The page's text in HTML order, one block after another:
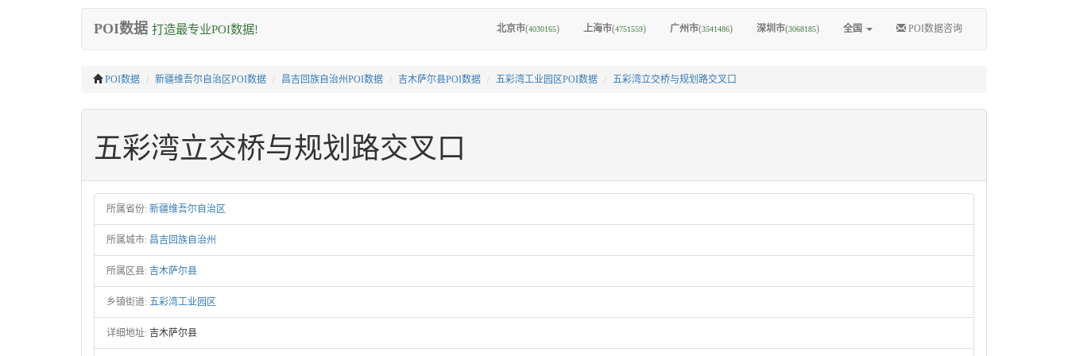
POI数据 打造最专业POI数据! 北京市(4030165) 上海市(4751559) 广州市(3541486) 深圳市(3068185) 全国 POI数据咨询
POI数据 新疆维吾尔自治区POI数据 昌吉回族自治州POI数据 吉木萨尔县POI数据 五彩湾工业园区POI数据 五彩湾立交桥与规划路交叉口
五彩湾立交桥与规划路交叉口
所属省份: 新疆维吾尔自治区
所属城市: 昌吉回族自治州
所属区县: 吉木萨尔县
乡镇街道: 五彩湾工业园区
详细地址: 吉木萨尔县